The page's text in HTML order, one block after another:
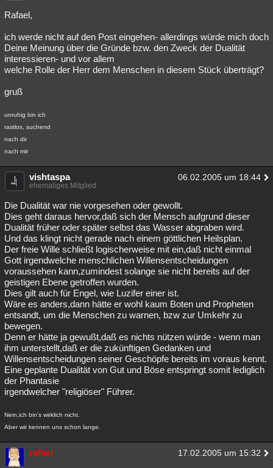
Rafael,
ich werde nicht auf den Post eingehen- allerdings würde mich doch
Deine Meinung über die Gründe bzw. den Zweck der Dualität
interessieren- und vor allem
welche Rolle der Herr dem Menschen in diesem Stück überträgt?
gruß
unruhig bin ich
rastlos, suchend
nach dir
nach mir
vishtaspa 06.02.2005 um 18:44
ehemaliges Mitglied
Die Dualität war nie vorgesehen oder gewollt.
Dies geht daraus hervor,daß sich der Mensch aufgrund dieser
Dualität früher oder später selbst das Wasser abgraben wird.
Und das klingt nicht gerade nach einem göttlichen Heilsplan.
Der freie Wille schließt logischerweise mit ein,daß nicht einmal
Gott irgendwelche menschlichen Willensentscheidungen
voraussehen kann,zumindest solange sie nicht bereits auf der
geistigen Ebene getroffen wurden.
Dies gilt auch für Engel, wie Luzifer einer ist.
Wäre es anders,dann hätte er wohl kaum Boten und Propheten
entsandt, um die Menschen zu warnen, bzw zur Umkehr zu
bewegen.
Denn er hätte ja gewußt,daß es nichts nützen würde - wenn man
ihm unterstellt,daß er die zukünftigen Gedanken und
Willensentscheidungen seiner Geschöpfe bereits im voraus kennt.
Eine geplante Dualität von Gut und Böse entspringt somit lediglich
der Phantasie
irgendwelcher "religiöser" Führer.
Nein,ich bin's wirklich nicht.
Aber wir kennen uns schon lange.
rafael 17.02.2005 um 15:32